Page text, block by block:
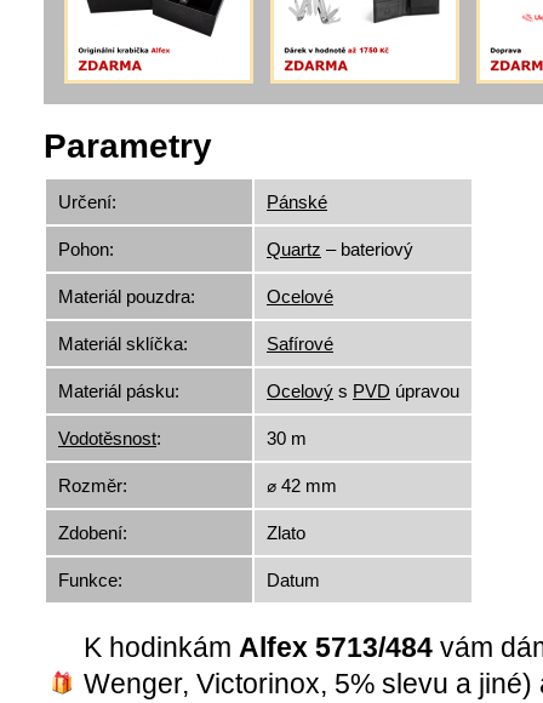
Parametry
Určení: Pánské
Pohon: Quartz – bateriový
Materiál pouzdra: Ocelové
Materiál sklíčka: Safírové
Materiál pásku: Ocelový s PVD úpravou
Vodotěsnost: 30 m
Rozměr: ⌀ 42 mm
Zdobení: Zlato
Funkce: Datum
K hodinkám Alfex 5713/484 vám
Wenger, Victorinox, 5% slevu a